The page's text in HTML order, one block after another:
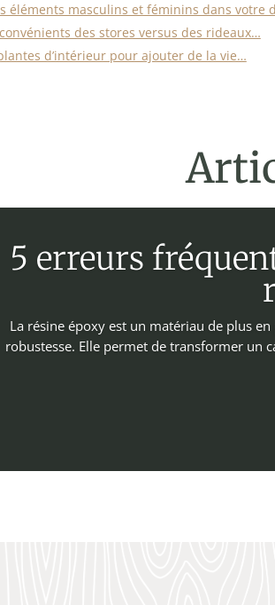
éléments masculins et féminins dans votre
des stores versus des rideaux…
d’intérieur pour ajouter de la vie…
5 erreurs
La résine époxy est un matériau de plus
robustesse. Elle permet de transformer un